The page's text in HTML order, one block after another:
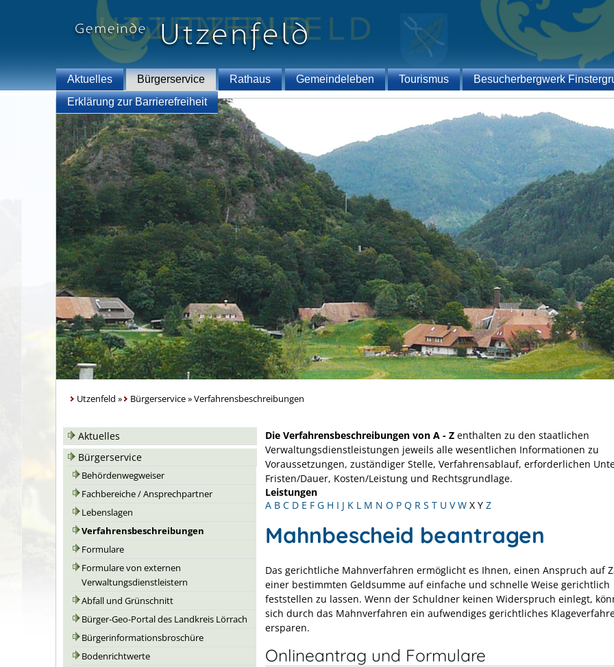
Aktuelles Bürgerservice Rathaus Gemeindeleben Tourismus
Besucherbergwerk
Erklärung zur Barrierefreiheit
Utzenfeld » Bürgerservice»Verfahrensbeschreibungen
Aktuelles
Bürgerservice
Behördenwegweiser
Fachbereiche / Ansprechpartner
Lebenslagen
Verfahrensbeschreibungen
Formulare
Formulare von externen
Verwaltungsdienstleistern
Abfall und Grünschnitt
Bürger-Geo-Portal des Landkreis Lörrach
Bürgerinformationsbroschüre
Bodenrichtwerte
Die Verfahrensbeschreibungen von A - Z enthalten zu den staatlichen
Verwaltungsdienstleistungen jeweils alle wesentlichen Informationen zu
Voraussetzungen, zuständiger Stelle, Verfahrensablauf, erforderlichen
Fristen/Dauer, Kosten/Leistung und Rechtsgrundlage.
Leistungen
A B C D E F G H I J K L M N O P Q R S T U V W X Y Z
Mahnbescheid beantragen
Das gerichtliche Mahnverfahren ermöglicht es Ihnen, einen Anspruch auf
einer bestimmten Geldsumme auf einfache und schnelle Weise gerichtlich
feststellen zu lassen. Wenn der Schuldner keinen Widerspruch einlegt,
sich durch das Mahnverfahren ein aufwendiges gerichtliches
ersparen.
Onlineantrag und Formulare